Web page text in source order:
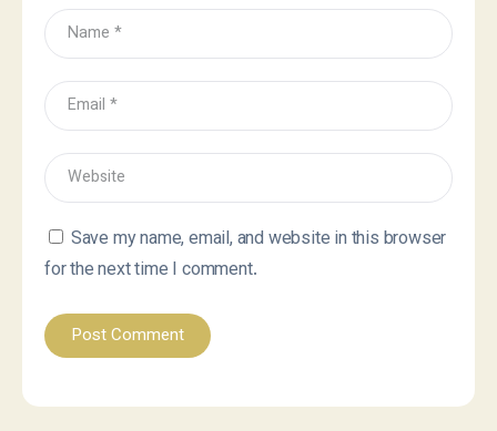
Save my name, email, and website in this browser
for the next time I comment.